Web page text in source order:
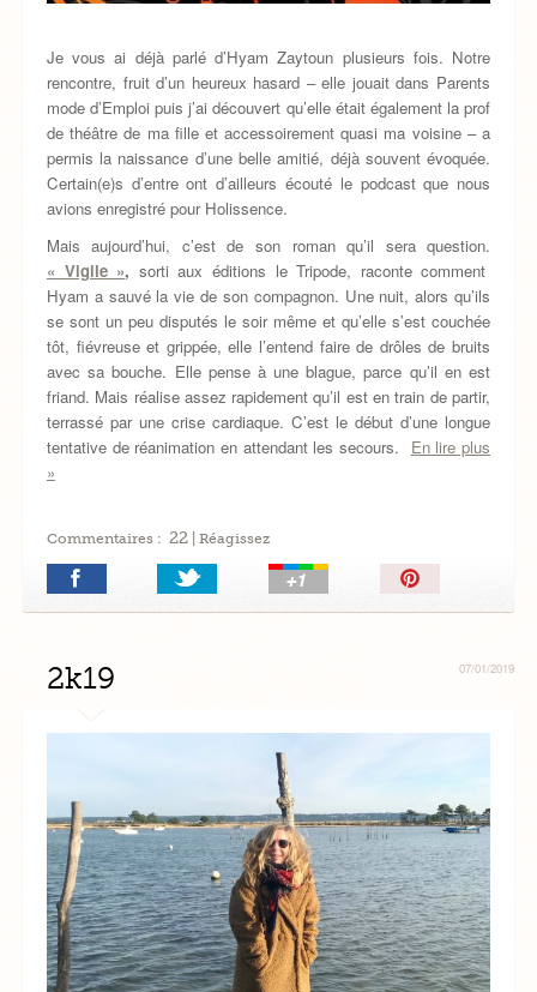
Je vous ai déjà parlé d’Hyam Zaytoun plusieurs fois. Notre
rencontre, fruit d’un heureux hasard – elle jouait dans Parents
mode d’Emploi puis j’ai découvert qu’elle était également la prof
de théâtre de ma fille et accessoirement quasi ma voisine – a
permis la naissance d’une belle amitié, déjà souvent évoquée.
Certain(e)s d’entre ont d’ailleurs écouté le podcast que nous
avions enregistré pour Holissence.
Mais aujourd’hui, c’est de son roman qu’il sera question.
« Vigile », sorti aux éditions le Tripode, raconte comment
Hyam a sauvé la vie de son compagnon. Une nuit, alors qu’ils
se sont un peu disputés le soir même et qu’elle s’est couchée
tôt, fiévreuse et grippée, elle l’entend faire de drôles de bruits
avec sa bouche. Elle pense à une blague, parce qu’il en est
friand. Mais réalise assez rapidement qu’il est en train de partir,
terrassé par une crise cardiaque. C’est le début d’une longue
tentative de réanimation en attendant les secours. En lire plus
»
Commentaires : 22| Réagissez
Épingler!
07/01/2019
2k19